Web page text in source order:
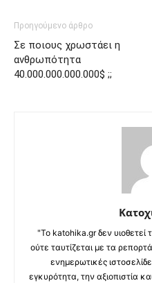
Προηγούμενο άρθρο
Σε ποιους χρωστάει η
ανθρωπότητα
40.000.000.000.000$ ;;
"Το katohika.gr δεν
ούτε ταυτίζεται με τα
ενημερωτικές
εγκυρότητα, την αξιοπιστία